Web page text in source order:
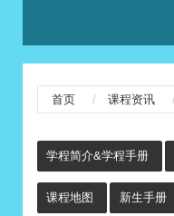
首页 课程资讯
学程简介&学程手册
课程地图 新生手册